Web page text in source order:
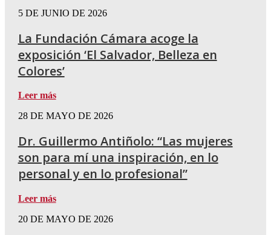
5 DE JUNIO DE 2026
La Fundación Cámara acoge la
exposición ‘El Salvador, Belleza en
Colores’
Leer más
28 DE MAYO DE 2026
Dr. Guillermo Antiñolo: “Las mujeres
son para mí una inspiración, en lo
personal y en lo profesional”
Leer más
20 DE MAYO DE 2026